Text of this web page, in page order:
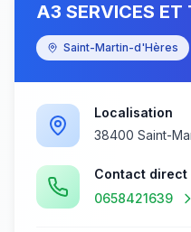
A3 SERVICES ET
Saint-Martin-d'Hères
Localisation
38400 Saint-
Contact direct
0658421639